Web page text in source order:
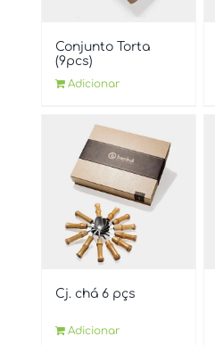
Conjunto Torta
(9pcs)
Adicionar
Cj. chá 6 pçs
Adicionar